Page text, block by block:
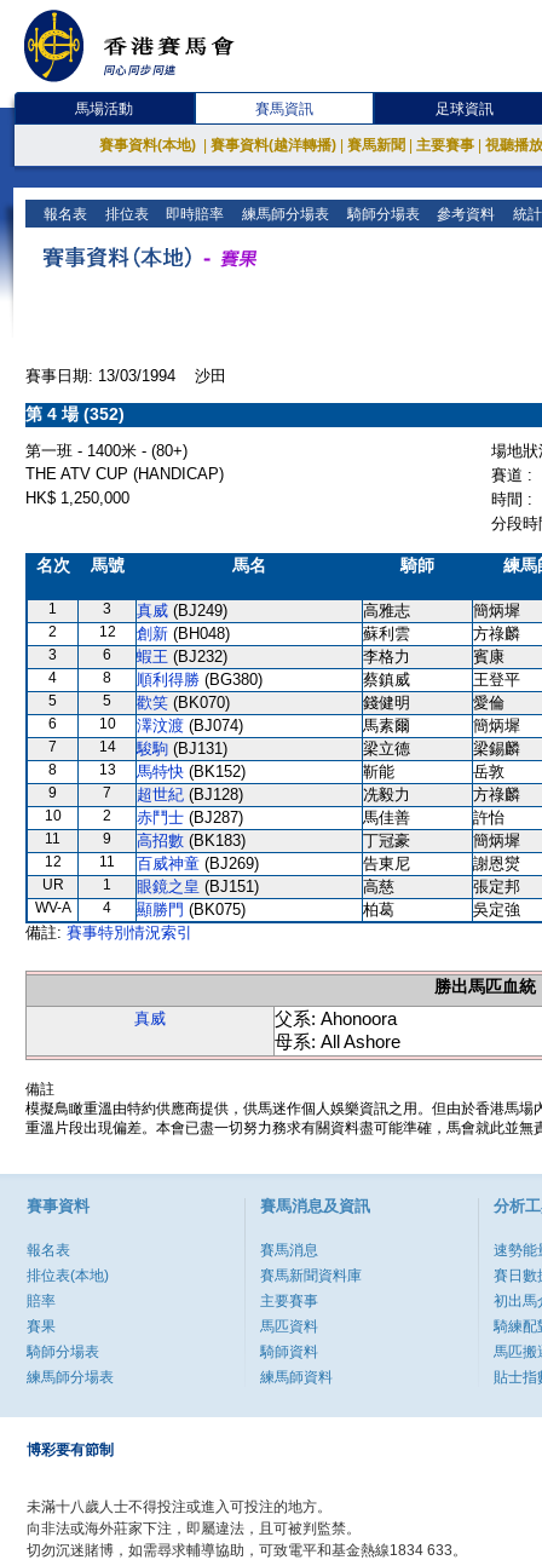
馬場活動 賽馬資訊 足球資訊
賽事資料(本地) 賽事資料(越洋轉播) 賽馬新聞 主要賽事 視聽播
報名表 排位表 即時賠率 練馬師分場表 騎師分場表 參考資料 統
賽事日期: 13/03/1994 沙田
第 4 場 (352)
第一班 - 1400米 - (80+)
場地
THE ATV CUP (HANDICAP)
賽道 :
HK$ 1,250,000
時間 :
分段
名次 馬號 馬名 騎師 練馬
1 3 真威 (BJ249) 高雅志 簡炳墀
2 12 創新 (BH048) 蘇利雲 方祿麟
3 6 蝦王 (BJ232) 李格力 賓康
4 8 順利得勝 (BG380) 蔡鎮威 王登平
5 5 歡笑 (BK070) 錢健明 愛倫
6 10 澤汶渡 (BJ074) 馬素爾 簡炳墀
7 14 駿駒 (BJ131) 梁立德 梁錫麟
8 13 馬特快 (BK152) 靳能 岳敦
9 7 超世紀 (BJ128) 冼毅力 方祿麟
10 2 赤鬥士 (BJ287) 馬佳善 許怡
11 9 高招數 (BK183) 丁冠豪 簡炳墀
12 11 百威神童 (BJ269) 告東尼 謝恩爕
UR 1 眼鏡之皇 (BJ151) 高慈 張定邦
WV-A 4 顯勝門 (BK075) 柏葛
吳定強
備註: 賽事特別情況索引
勝出馬匹血統
真威
父系: Ahonoora
母系: All Ashore
備註
模擬鳥瞰重溫由特約供應商提供，供馬迷作個人娛樂資訊之用。但由於香港馬
重溫片段出現偏差。本會已盡一切努力務求有關資料盡可能準確，馬會就此並
賽事資料
報名表
排位表(本地)
賠率
賽果
騎師分場表
練馬師分場表
賽馬消息及資訊
賽馬消息
賽馬新聞資料庫
主要賽事
馬匹資料
騎師資料
練馬師資料
分析
速勢能
賽日數
初出馬
騎練配
馬匹搬
貼士指
博彩要有節制
未滿十八歲人士不得投注或進入可投注的地方。
向非法或海外莊家下注，即屬違法，且可被判監禁。
切勿沉迷賭博，如需尋求輔導協助，可致電平和基金熱線1834 633。